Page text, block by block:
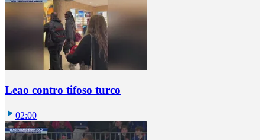
Leao contro tifoso turco
02:00